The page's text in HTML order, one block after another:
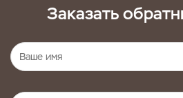
Заказать